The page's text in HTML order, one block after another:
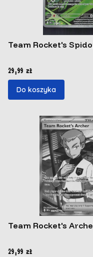
Team Rocket's
Cena
29,99 zł
Do koszyka
Team Rocket's
Cena
29,99 zł